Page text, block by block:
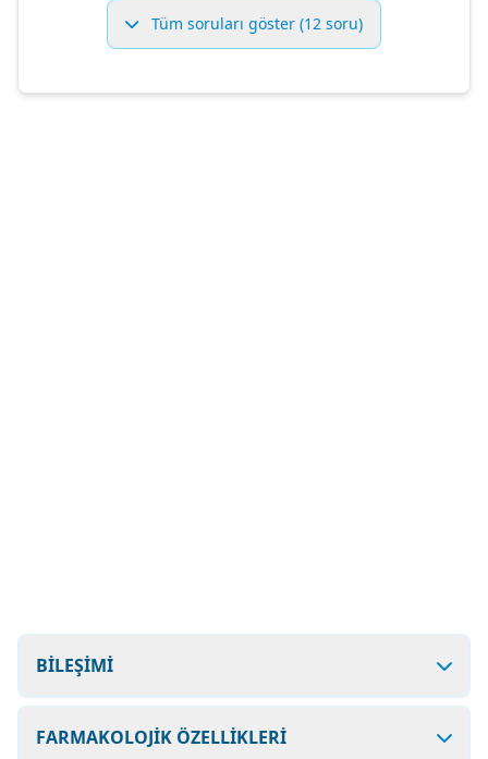
Tüm soruları göster (12 soru)
BİLEŞİMİ
FARMAKOLOJİK ÖZELLİKLERİ